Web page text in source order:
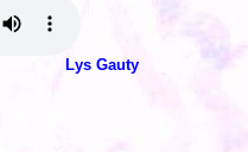
Lys Gauty